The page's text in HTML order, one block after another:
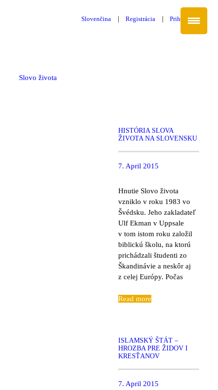
Slovenčina Registrácia Prihlásenie
Slovo života
HISTÓRIA SLOVA
ŽIVOTA NA SLOVENSKU
7. April 2015
Hnutie Slovo života
vzniklo v roku 1983 vo
Švédsku. Jeho zakladateľ
Ulf Ekman v Uppsale
v tom istom roku založil
biblickú školu, na ktorú
prichádzali študenti zo
Škandinávie a neskôr aj
z celej Európy. Počas
Read more
ISLAMSKÝ ŠTÁT –
HROZBA PRE ŽIDOV I
KRESŤANOV
7. April 2015